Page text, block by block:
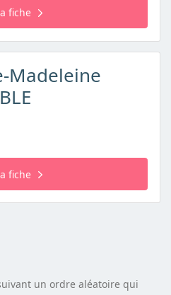
fiche
Madeleine
fiche
un ordre aléatoire qui